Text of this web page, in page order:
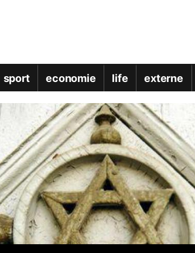
sport economie life externe